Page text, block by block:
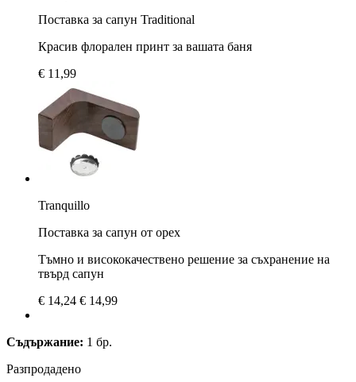
Поставка за сапун Traditional
Красив флорален принт за вашата баня
€ 11,99
Tranquillo
Поставка за сапун от орех
Тъмно и висококачествено решение за съхранение на
твърд сапун
€ 14,24 € 14,99
Съдържание: 1 бр.
Разпродадено